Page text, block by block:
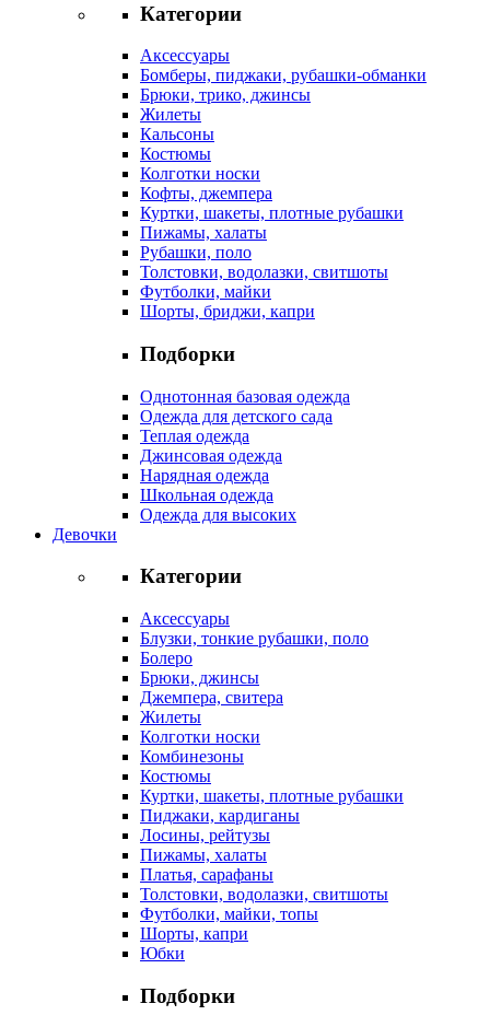
Категории
Аксессуары
Бомберы, пиджаки, рубашки-обманки
Брюки, трико, джинсы
Жилеты
Кальсоны
Костюмы
Колготки носки
Кофты, джемпера
Куртки, шакеты, плотные рубашки
Пижамы, халаты
Рубашки, поло
Толстовки, водолазки, свитшоты
Футболки, майки
Шорты, бриджи, капри
Подборки
Однотонная базовая одежда
Одежда для детского сада
Теплая одежда
Джинсовая одежда
Нарядная одежда
Школьная одежда
Одежда для высоких
Девочки
Категории
Аксессуары
Блузки, тонкие рубашки, поло
Болеро
Брюки, джинсы
Джемпера, свитера
Жилеты
Колготки носки
Комбинезоны
Костюмы
Куртки, шакеты, плотные рубашки
Пиджаки, кардиганы
Лосины, рейтузы
Пижамы, халаты
Платья, сарафаны
Толстовки, водолазки, свитшоты
Футболки, майки, топы
Шорты, капри
Юбки
Подборки